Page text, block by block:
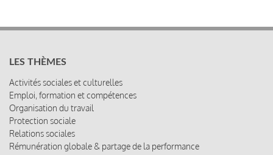
LES THÈMES
Activités sociales et culturelles
Emploi, formation et compétences
Organisation du travail
Protection sociale
Relations sociales
Rémunération globale & partage de la performance